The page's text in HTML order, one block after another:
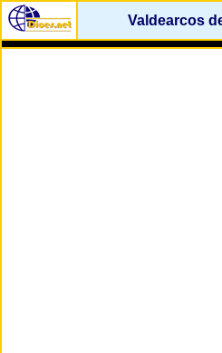
Valdearcos